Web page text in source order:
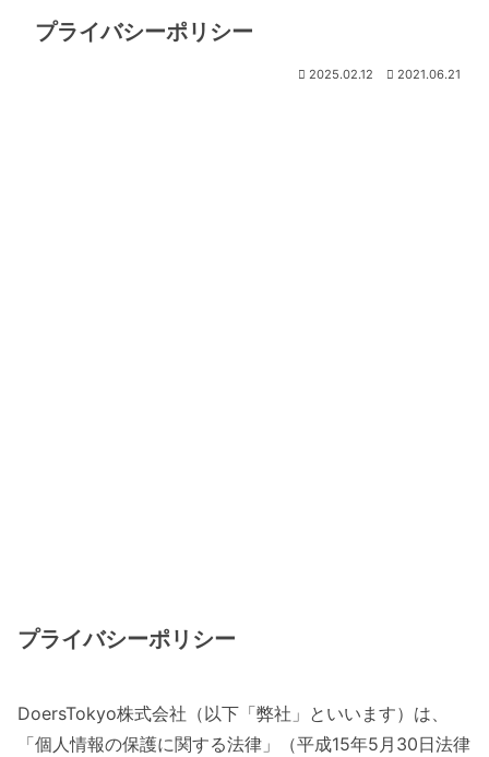
プライバシーポリシー
2025.02.12 2021.06.21
プライバシーポリシー
DoersTokyo株式会社（以下「弊社」といいます）は、
「個人情報の保護に関する法律」（平成15年5月30日法律